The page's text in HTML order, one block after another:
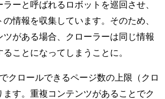
ーと呼ばれるロボットを巡回させ、
情報を収集しています。そのため、
がある場合、クローラーは同じ情報
ことになってしまうことに。
クロールできるページ数の上限（クロ
す。重複コンテンツがあることでク